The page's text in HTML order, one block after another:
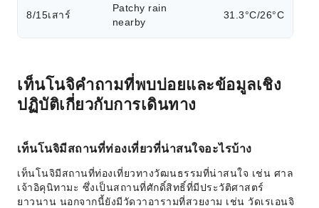
8/15เสาร์
Patchy rain
nearby
31.3°C/26°C
เท็นโนจิคำถามที่พบบ่อยและข้อมูลเชิง
ปฏิบัติเกี่ยวกับการเดินทาง
เท็นโนจิมีสถานที่ท่องเที่ยวที่น่าสนใจอะไรบ้าง
เท็นโนจิมีสถานที่ท่องเที่ยวทางวัฒนธรรมที่น่าสนใจ เช่น ศาล
เจ้าอิคุนิทามะ ซึ่งเป็นสถานที่ศักดิ์สิทธิ์ที่มีประวัติศาสตร์
ยาวนาน นอกจากนี้ยังมีวัดวาอารามที่สวยงาม เช่น วัดเรเอนจิ